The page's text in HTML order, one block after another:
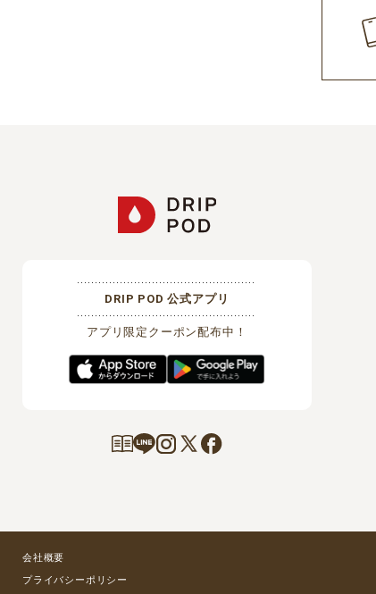
DRIP POD 公式アプリ
アプリ限定クーポン配布中！
会社概要
プライバシーポリシー